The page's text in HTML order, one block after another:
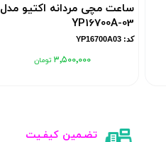
ساعت مچی مردانه اکتیو مدل
YP16700A-03
کد: YP16700A03
۳٬۵۰۰٬۰۰۰
تضـمین کیفـیت